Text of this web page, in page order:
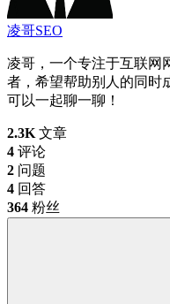
凌哥SEO
凌哥，一个专注于互联网
者，希望帮助别人的同时
可以一起聊一聊！
2.3K 文章
4 评论
2 问题
4 回答
364 粉丝